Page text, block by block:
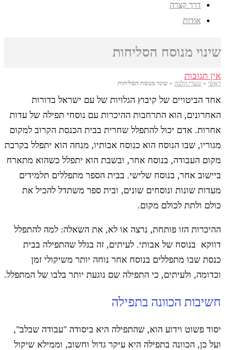
דרך קצרה
אודות
שינוי מנוסח הסליחות
ראשי » שערי הלכה » שינוי מנוסח הסליחות
אין תגובות
אחד הביטויים של קיבוץ הגלויות של עם ישראל בדורות
האחרונים, הוא התרחבות ההיכרות עם נוסחי תפילה של עדות
אחרות. אדם יכול להתפלל שחרית בבית הכנסת הקרוב למקום
מגוריו, שבו הנוסח הוא כנוסח אבותיו, מנחה הוא יתפלל בקרבת
מקום העבודה, בנוסח אחר, ובשבת הוא יתפלל כשהוא מתארח
ביישוב אחר, בנוסח שלישי. בבית הספר מתפללים תלמידים
מעדות שונות ונוסחים שונים, ובית ספר משתדל להכיל את
כולם ולתת לכולם מקום.
ההיכרות הזו פותחת, נרצה או לא, את השאלה: למה להתפלל
דווקא בנוסח של אבותי. לעיתים, זה בגלל שהתפילה בבית
כנסת שבו מתפללים בנוסח אחר נוחה יותר משיקולי זמן
וכדומה, ולעיתים, כי התפילה שם נוגעת יותר בלבו של המתפלל.
חשיבות הכוונה בתפילה
יסוד פשוט וידוע הוא, שהתפילה היא ביסודה "עבודה שבלב",
ועל כן, הכוונה בתפילה היא עיקר גדול וחשוב, וממילא שיקול